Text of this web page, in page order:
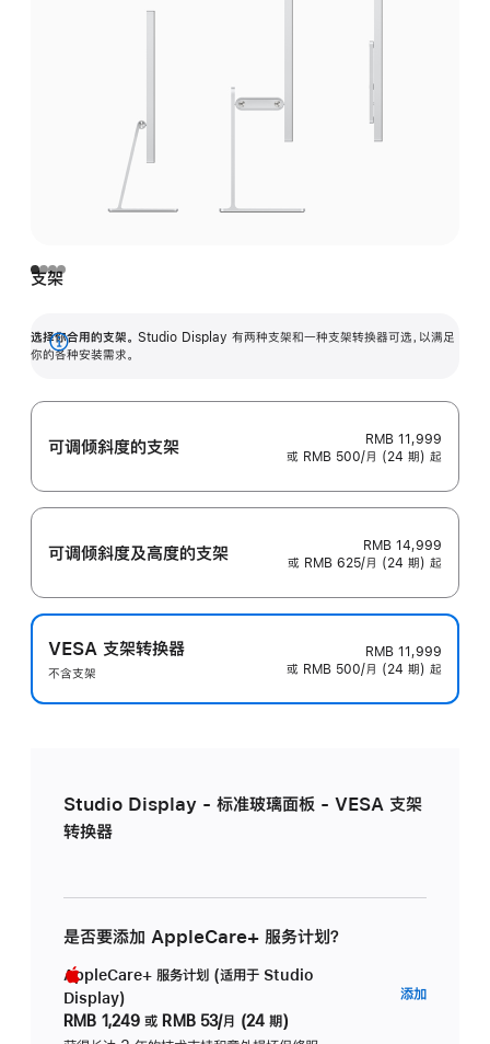
支架
选择你合用的支架。 Studio Display 有两种支架和一种支架转换器可选，以满足
你的各种安装需求。
展
可调倾斜度的支架
RMB 11,999
或 RMB 500/月 (24 期) 起
可调倾斜度及高‍度的支‍架
RMB 14,999
或 RMB 625/月 (24 期) 起
VESA 支架转换器
不含支架
RMB 11,999
或 RMB 500/月 (24 期) 起
Studio Display - 标准玻璃面板 - VESA 支架
转换器
是否要添加 AppleCare+ 服务计划？
AppleCare+ 服务计划 (适用于 Studio
Display)
RMB 1,249 或 RMB 53/月 (24 期)
添加